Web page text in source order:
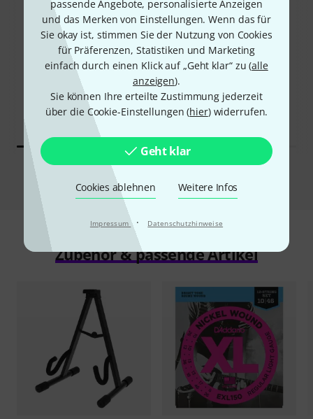
passende Angebote, personalisierte Anzeigen
und das Merken von Einstellungen. Wenn das für
Sie okay ist, stimmen Sie der Nutzung von Cookies
für Präferenzen, Statistiken und Marketing
einfach durch einen Klick auf „Geht klar“ zu (alle
anzeigen).
Sie können Ihre erteilte Zustimmung jederzeit
über die Cookie-Einstellungen (hier) widerrufen.
Geht klar
Cookies ablehnen Weitere Infos
Impressum · Datenschutzhinweise
14%
KAUFTEN
Harley Benton RB-612BK
Classic Series
269 €
2%
KAUFTEN
Harley Benton DC-Custom
612 Cherry
498 €
Zubehör & passende Artikel